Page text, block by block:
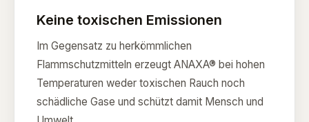
Keine toxischen Emissionen
Im Gegensatz zu herkömmlichen
Flammschutzmitteln erzeugt ANAXA® bei hohen
Temperaturen weder toxischen Rauch noch
schädliche Gase und schützt damit Mensch und